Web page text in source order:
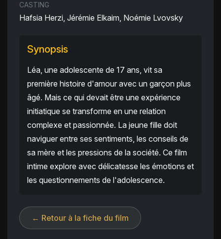
CASTING
Hafsia Herzi, Jérémie Elkaim, Noémie Lvovsky
Synopsis
Léa, une adolescente de 17 ans, vit sa
première histoire d'amour avec un garçon plus
âgé. Mais ce qui devait être une expérience
initiatique se transforme en une relation
complexe et passionnée. La jeune fille doit
naviguer entre ses sentiments, les conseils de
sa mère et les pressions de la société. Ce film
intime explore avec délicatesse les émotions et
les questionnements de l'adolescence.
← Retour à la fiche du film